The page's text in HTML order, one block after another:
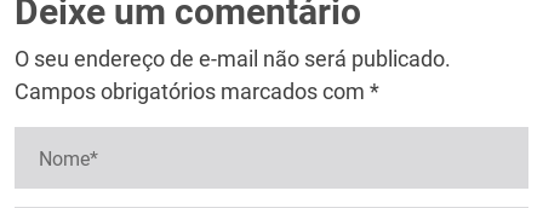
Deixe um comentário
O seu endereço de e-mail não será publicado.
Campos obrigatórios marcados com *